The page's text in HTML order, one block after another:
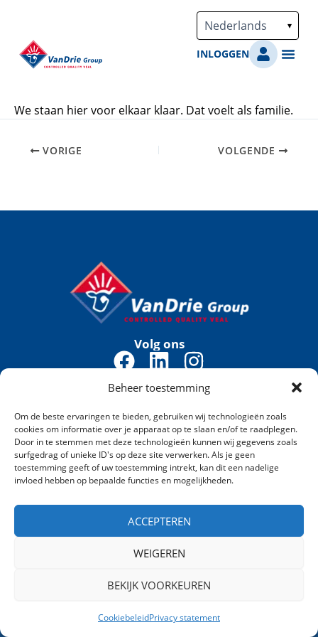
Beheer toestemming
Om de beste ervaringen te bieden, gebruiken wij technologieën zoals
cookies om informatie over je apparaat op te slaan en/of te raadplegen.
Door in te stemmen met deze technologieën kunnen wij gegevens zoals
surfgedrag of unieke ID's op deze site verwerken. Als je geen
toestemming geeft of uw toestemming intrekt, kan dit een nadelige
invloed hebben op bepaalde functies en mogelijkheden.
ACCEPTEREN
WEIGEREN
BEKIJK VOORKEUREN
CookiebeleidPrivacy statement
inhoud
INLOGGEN
We staan hier voor elkaar klaar. Dat voelt als familie.
VORIGE VOLGENDE
Volg ons
F
a
e
b
o
o
k
L
i
k
e
d
i
n
I
n
t
a
g
r
a
m
VanDrie Group
Elspeterweg 60
3888 MX Uddel
Holland
+31 (0)57 74 081 70
contact@vandriegroup.com
VanDrie GroupPrivacy statement